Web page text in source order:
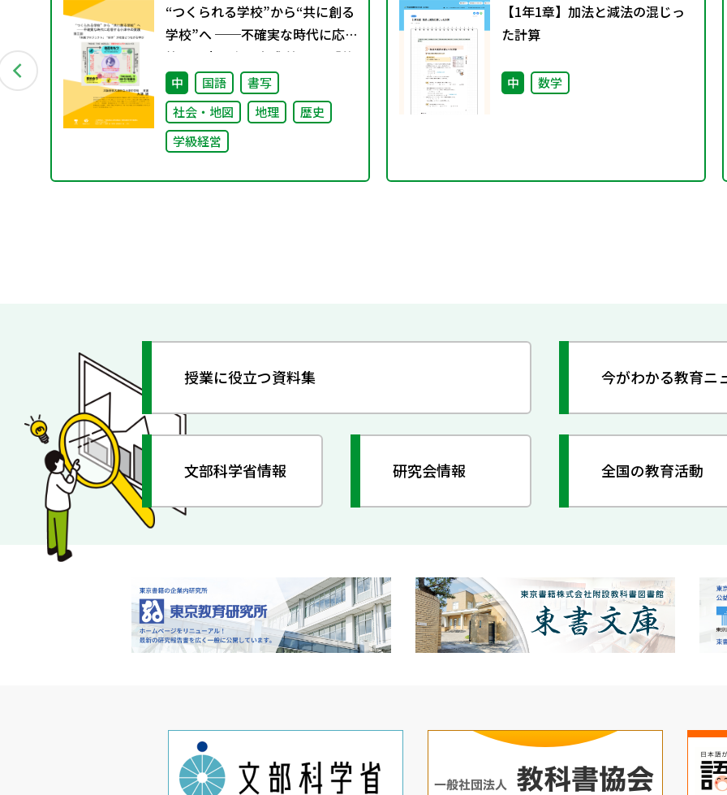
“つくられる学校”から“共に創る
学校”へ ──不確実な時代に応
答する小津中の実践 第三回 「共
創プロジェクト」“好き”が社会
とつながる学び
中 国語
書写
社会・地図
地理
歴史
学級経営
【1年1章】加法と減法の混じっ
た計算
中 数学
授業に役立つ資料集 今がわかる教育ニ
文部科学省情報 研究会情報 全国の教育活動